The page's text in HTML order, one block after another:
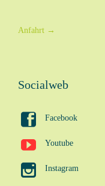
Anfahrt →
Socialweb
 Facebook
 Youtube
 Instagram